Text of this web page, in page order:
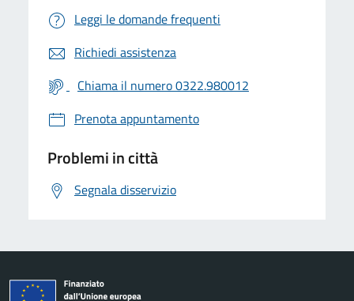
Leggi le domande frequenti
Richiedi assistenza
Chiama il numero 0322.980012
Prenota appuntamento
Problemi in città
Segnala disservizio